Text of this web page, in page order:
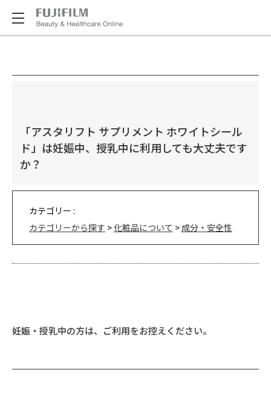
「アスタリフト サプリメント ホワイトシール
ド」は妊娠中、授乳中に利用しても大丈夫です
か？
カテゴリー :
カテゴリーから探す >化粧品について > 成分・安全性
妊娠・授乳中の方は、ご利用をお控えください。